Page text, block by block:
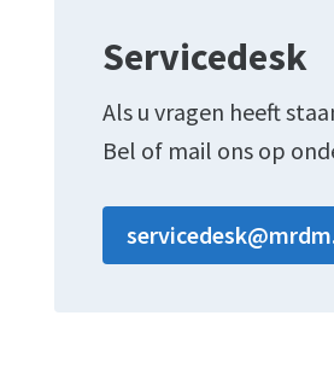
Servicedesk
Als u vragen heeft
Bel of mail ons op